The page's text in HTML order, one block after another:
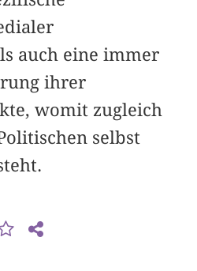
auch eine immer
ihrer
womit zugleich
selbst